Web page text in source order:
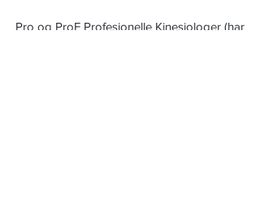
Pro og ProF Profesjonelle Kinesiologer (har